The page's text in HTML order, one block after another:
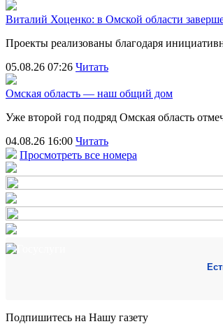
Виталий Хоценко: в Омской области
Проекты реализованы благодаря
05.08.26 07:26 Читать
Омская область — наш общий дом
Уже второй год подряд Омская область
04.08.26 16:00 Читать
Просмотреть все номера
Подпишитесь на Нашу газету